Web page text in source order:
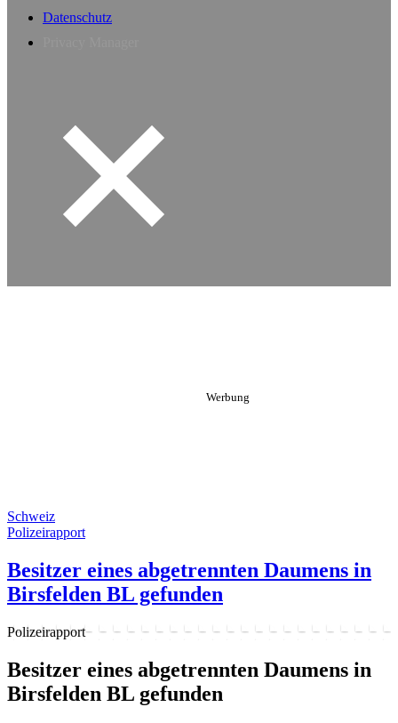
Datenschutz
Schweiz
Polizeirapport
Besitzer eines abgetrennten Daumens in
Birsfelden BL gefunden
Polizeirapport
Besitzer eines abgetrennten Daumens in
Birsfelden BL gefunden